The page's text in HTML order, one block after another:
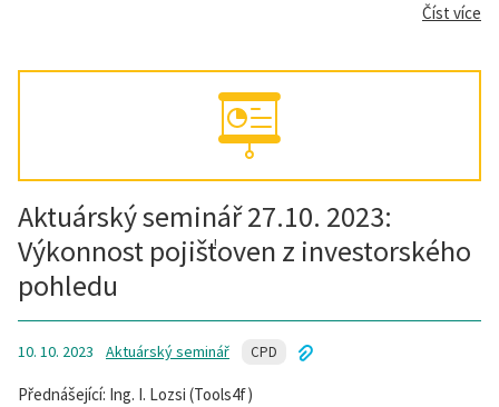
Číst více
Aktuárský seminář 27.10. 2023:
Výkonnost pojišťoven z investorského
pohledu
10. 10. 2023 Aktuárský seminář CPD
Přednášející: Ing. I. Lozsi (Tools4f)